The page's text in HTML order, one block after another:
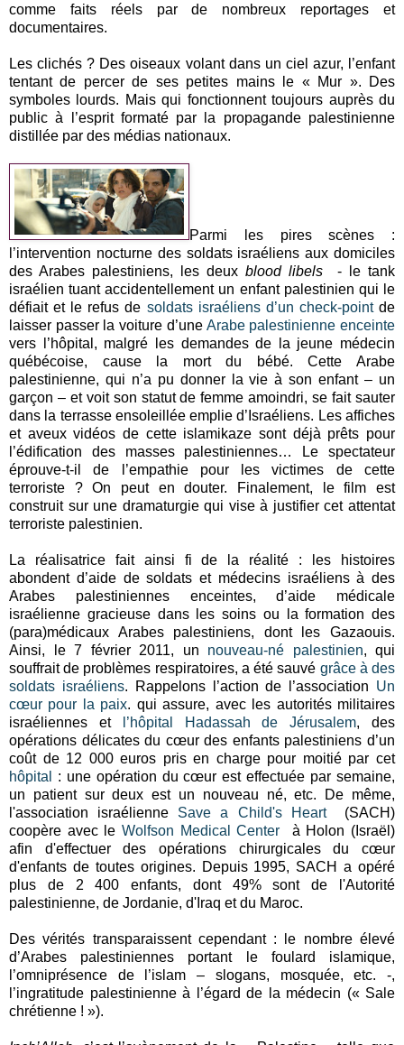
comme faits réels par de nombreux reportages et
documentaires.
Les clichés ? Des oiseaux volant dans un ciel azur, l’enfant
tentant de percer de ses petites mains le « Mur ». Des
symboles lourds. Mais qui fonctionnent toujours auprès du
public à l’esprit formaté par la propagande palestinienne
distillée par des médias nationaux.
Parmi les pires scènes :
l’intervention nocturne des soldats israéliens aux domiciles
des Arabes palestiniens, les deux blood libels - le tank
israélien tuant accidentellement un enfant palestinien qui le
défiait et le refus de soldats israéliens d’un check-pointde
laisser passer la voiture d’une Arabe palestinienne enceinte
vers l’hôpital, malgré les demandes de la jeune médecin
québécoise, cause la mort du bébé. Cette Arabe
palestinienne, qui n’a pu donner la vie à son enfant – un
garçon – et voit son statut de femme amoindri, se fait sauter
dans la terrasse ensoleillée emplie d’Israéliens. Les affiches
et aveux vidéos de cette islamikaze sont déjà prêts pour
l’édification des masses palestiniennes… Le spectateur
éprouve-t-il de l’empathie pour les victimes de cette
terroriste ? On peut en douter. Finalement, le film est
construit sur une dramaturgie qui vise à justifier cet attentat
terroriste palestinien.
La réalisatrice fait ainsi fi de la réalité : les histoires
abondent d’aide de soldats et médecins israéliens à des
Arabes palestiniennes enceintes, d’aide médicale
israélienne gracieuse dans les soins ou la formation des
(para)médicaux Arabes palestiniens, dont les Gazaouis.
Ainsi, le 7 février 2011, un nouveau-né palestinien, qui
souffrait de problèmes respiratoires, a été sauvé grâce à des
soldats israéliens. Rappelons l’action de l’association Un
cœur pour la paix. qui assure, avec les autorités militaires
israéliennes et
l’hôpital Hadassah de Jérusalem, des
opérations délicates du cœur des enfants palestiniens d’un
coût de 12 000 euros pris en charge pour moitié par cet
hôpital
: une opération du cœur est effectuée par semaine,
un patient sur deux est un nouveau né, etc. De même,
l'association israélienne Save a Child's Heart(SACH)
coopère avec le Wolfson Medical Center à Holon (Israël)
afin d'effectuer des opérations chirurgicales du cœur
d'enfants de toutes origines. Depuis 1995, SACH a opéré
plus de 2 400 enfants, dont 49% sont de l'Autorité
palestinienne, de Jordanie, d'Iraq et du Maroc.
Des vérités transparaissent cependant : le nombre élevé
d’Arabes palestiniennes portant le foulard islamique,
l’omniprésence de l’islam – slogans, mosquée, etc. -,
l’ingratitude palestinienne à l’égard de la médecin (« Sale
chrétienne ! »).